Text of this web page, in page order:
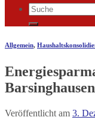
Allgemein,
Barsinghausen
Veröffentlicht am 3.